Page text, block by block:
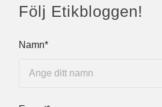
Följ Etikbloggen!
Namn*